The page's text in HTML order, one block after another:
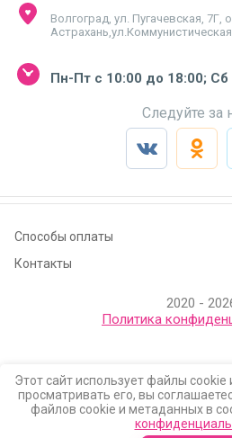
Этот сайт использует файлы
просматривать его, вы
файлов cookie и метаданных в
Волгоград, ул. Пугачевская, 7Г,
Пн-Пт с 10:00 до 18:00; Сб
Следуйте за
Способы оплаты
Контакты
2020 -
Политика